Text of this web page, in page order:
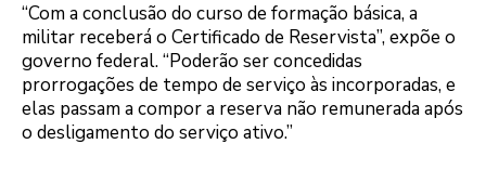
“Com a conclusão do curso de formação básica, a
militar receberá o Certificado de Reservista”, expõe o
governo federal. “Poderão ser concedidas
prorrogações de tempo de serviço às incorporadas, e
elas passam a compor a reserva não remunerada após
o desligamento do serviço ativo.”